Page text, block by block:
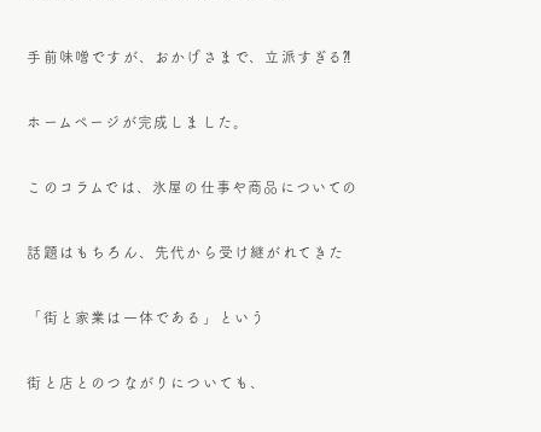
手前味噌ですが、おかげさまで、立派すぎる⁈
ホームページが完成しました。
このコラムでは、氷屋の仕事や商品についての
話題はもちろん、先代から受け継がれてきた
「街と家業は一体である」という
街と店とのつながりについても、